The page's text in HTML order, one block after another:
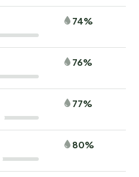
74%
76%
77%
80%